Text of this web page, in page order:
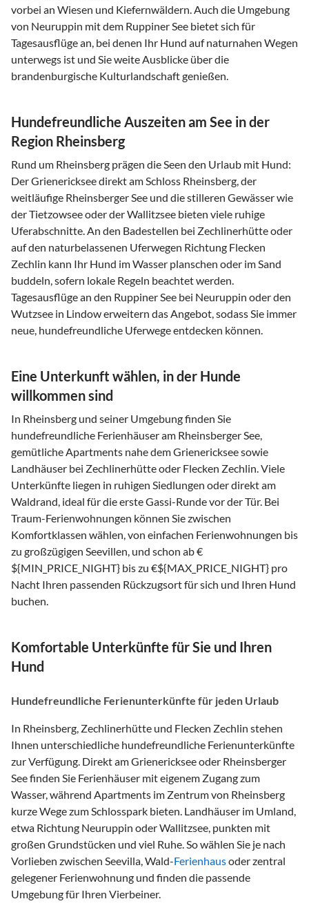
vorbei an Wiesen und Kiefernwäldern. Auch die Umgebung
von Neuruppin mit dem Ruppiner See bietet sich für
Tagesausflüge an, bei denen Ihr Hund auf naturnahen Wegen
unterwegs ist und Sie weite Ausblicke über die
brandenburgische Kulturlandschaft genießen.
Hundefreundliche Auszeiten am See in der
Region Rheinsberg
Rund um Rheinsberg prägen die Seen den Urlaub mit Hund:
Der Grienericksee direkt am Schloss Rheinsberg, der
weitläufige Rheinsberger See und die stilleren Gewässer wie
der Tietzowsee oder der Wallitzsee bieten viele ruhige
Uferabschnitte. An den Badestellen bei Zechlinerhütte oder
auf den naturbelassenen Uferwegen Richtung Flecken
Zechlin kann Ihr Hund im Wasser planschen oder im Sand
buddeln, sofern lokale Regeln beachtet werden.
Tagesausflüge an den Ruppiner See bei Neuruppin oder den
Wutzsee in Lindow erweitern das Angebot, sodass Sie immer
neue, hundefreundliche Uferwege entdecken können.
Eine Unterkunft wählen, in der Hunde
willkommen sind
In Rheinsberg und seiner Umgebung finden Sie
hundefreundliche Ferienhäuser am Rheinsberger See,
gemütliche Apartments nahe dem Grienericksee sowie
Landhäuser bei Zechlinerhütte oder Flecken Zechlin. Viele
Unterkünfte liegen in ruhigen Siedlungen oder direkt am
Waldrand, ideal für die erste Gassi-Runde vor der Tür. Bei
Traum-Ferienwohnungen können Sie zwischen
Komfortklassen wählen, von einfachen Ferienwohnungen bis
zu großzügigen Seevillen, und schon ab €
${MIN_PRICE_NIGHT} bis zu €${MAX_PRICE_NIGHT} pro
Nacht Ihren passenden Rückzugsort für sich und Ihren Hund
buchen.
Komfortable Unterkünfte für Sie und Ihren
Hund
Hundefreundliche Ferienunterkünfte für jeden Urlaub
In Rheinsberg, Zechlinerhütte und Flecken Zechlin stehen
Ihnen unterschiedliche hundefreundliche Ferienunterkünfte
zur Verfügung. Direkt am Grienericksee oder Rheinsberger
See finden Sie Ferienhäuser mit eigenem Zugang zum
Wasser, während Apartments im Zentrum von Rheinsberg
kurze Wege zum Schlosspark bieten. Landhäuser im Umland,
etwa Richtung Neuruppin oder Wallitzsee, punkten mit
großen Grundstücken und viel Ruhe. So wählen Sie je nach
Vorlieben zwischen Seevilla, Wald-Ferienhausoder zentral
gelegener Ferienwohnung und finden die passende
Umgebung für Ihren Vierbeiner.